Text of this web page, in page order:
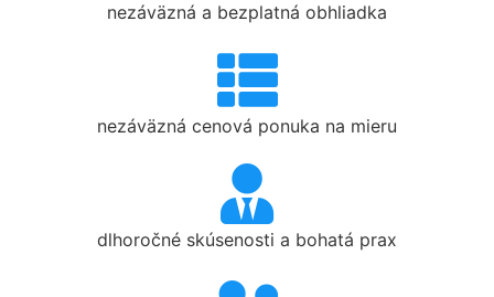
nezáväzná a bezplatná obhliadka
nezáväzná cenová ponuka na mieru
dlhoročné skúsenosti a bohatá prax